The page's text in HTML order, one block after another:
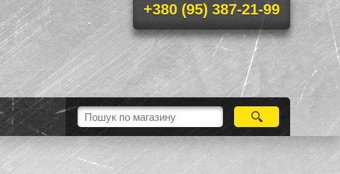
+380 (95) 387-21-99